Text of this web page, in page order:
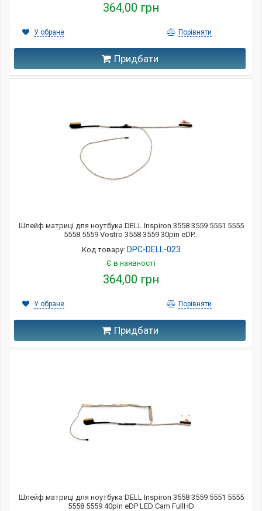
364,00 грн
Придбати
У обране Порівняти
Шлейф матриці для ноутбука DELL Inspiron 3558 3559 5551 5555
5558 5559 Vostro 3558 3559 30pin eDP...
Код товару: DPC-DELL-023
Є в наявності
364,00 грн
Придбати
У обране Порівняти
Шлейф матриці для ноутбука DELL Inspiron 3558 3559 5551 5555
5558 5559 40pin eDP LED Cam FullHD